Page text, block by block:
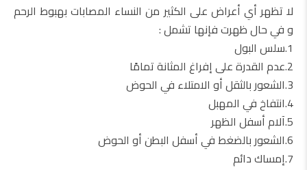
لا تظهر أي أعراض على الكثير من النساء المصابات بهبوط الرحم
و في حال ظهرت فإنها تشمل :
1.سلس البول
2.عدم القدرة على إفراغ المثانة تمامًا
3.الشعور بالثقل أو الامتلاء في الحوض
4.انتفاخ في المهبل
5.آلام أسفل الظهر
6.الشعور بالضغط في أسفل البطن أو الحوض
7.إمساك دائم